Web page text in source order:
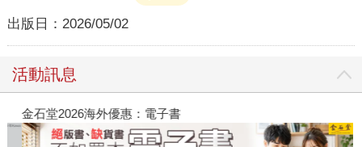
出版日： 2026/05/02
活動訊息
金石堂2026海外優惠：電子書